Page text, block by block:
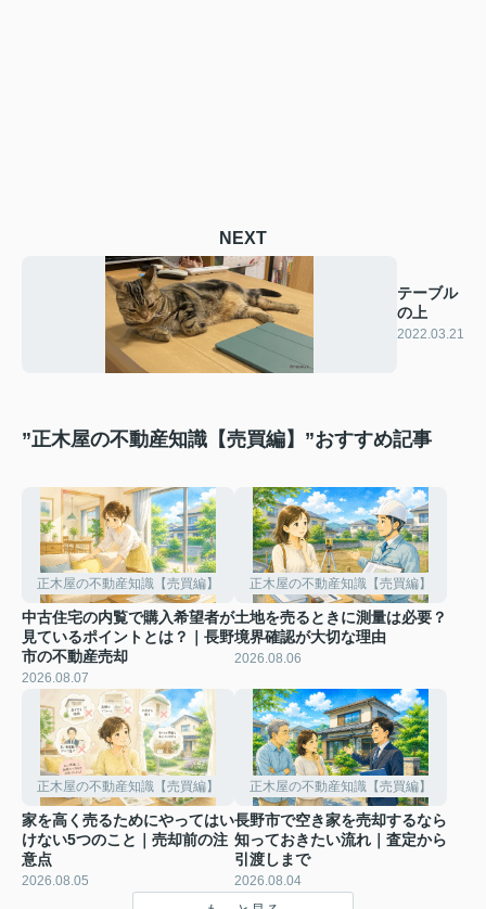
NEXT
テーブル
の上
2022.03.21
”正木屋の不動産知識【売買編】”おすすめ記事
正木屋の不動産知識【売買編】
中古住宅の内覧で購入希望者が
見ているポイントとは？｜長野
市の不動産売却
2026.08.07
正木屋の不動産知識【売買編】
土地を売るときに測量は必要？
境界確認が大切な理由
2026.08.06
正木屋の不動産知識【売買編】
家を高く売るためにやってはい
けない5つのこと｜売却前の注
意点
2026.08.05
正木屋の不動産知識【売買編】
長野市で空き家を売却するなら
知っておきたい流れ｜査定から
引渡しまで
2026.08.04